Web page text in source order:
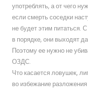
употреблять, а от чего
если смерть соседки
не будет этим
в порядке, они выходят
Поэтому ее нужно не
ОЗДС.
Что касается ловушек,
во избежание